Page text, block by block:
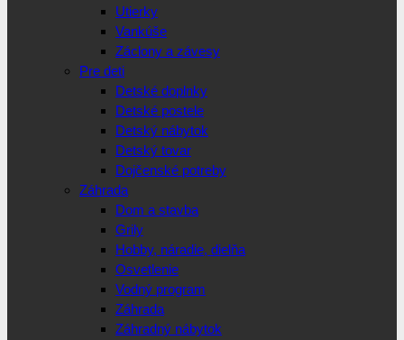
Utierky
Vankúše
Záclony a závesy
Pre deti
Detské doplnky
Detské postele
Detský nábytok
Detský tovar
Dojčenské potreby
Záhrada
Dom a stavba
Grily
Hobby, náradie, dielňa
Osvetlenie
Vodný program
Záhrada
Záhradný nábytok